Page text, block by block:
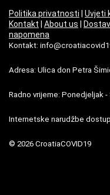
Politika privatnosti | Uvjeti
Kontakt | About us |
napomena
Kontakt:
Adresa: Ulica don Petra
Radno vrijeme: Ponedjeljak -
Internetske narudžbe
© 2026 CroatiaCOVID19